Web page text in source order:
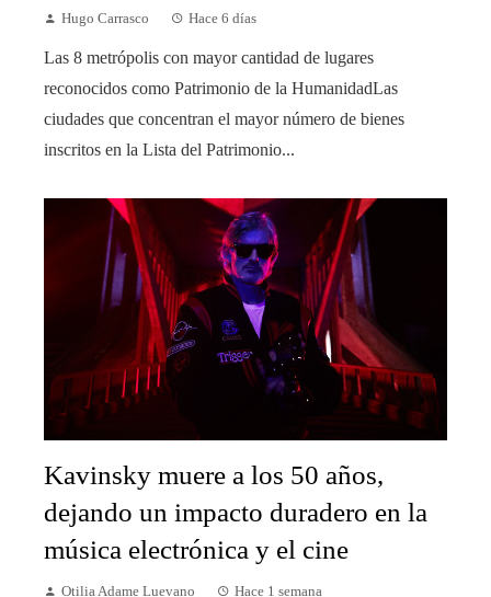
Hugo Carrasco Hace 6 días
Las 8 metrópolis con mayor cantidad de lugares
reconocidos como Patrimonio de la HumanidadLas
ciudades que concentran el mayor número de bienes
inscritos en la Lista del Patrimonio...
Kavinsky muere a los 50 años,
dejando un impacto duradero en la
música electrónica y el cine
Otilia Adame Luevano Hace 1 semana